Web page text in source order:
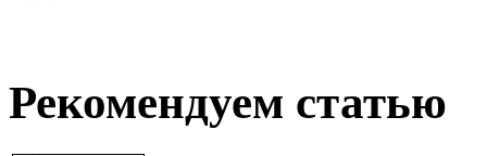
Рекомендуем статью